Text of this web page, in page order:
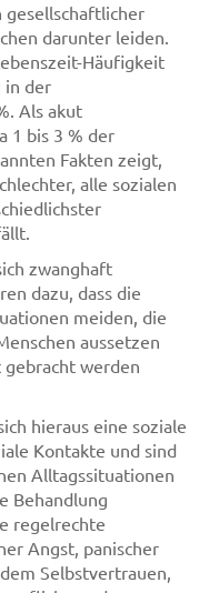
gesellschaftlicher
darunter leiden.
Häufigkeit
in der
Als akut
1 bis 3 % der
Fakten zeigt,
alle sozialen
zwanghaft
dazu, dass die
meiden, die
aussetzen
werden
hieraus eine soziale
Kontakte und sind
Alltagssituationen
Behandlung
regelrechte
Angst, panischer
Selbstvertrauen,